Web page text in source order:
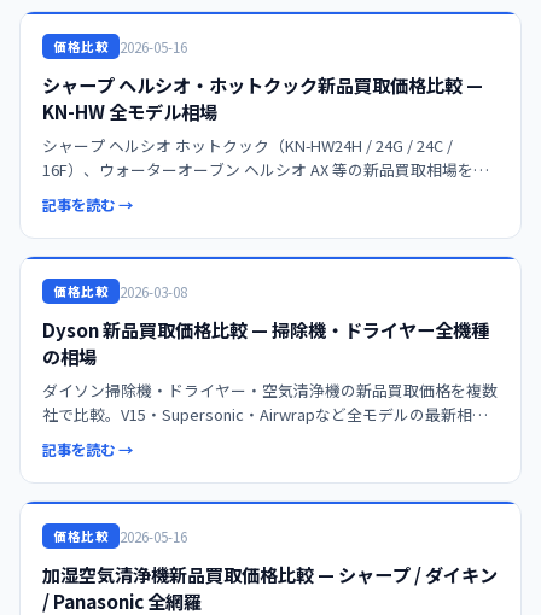
価格比較 2026-05-16
シャープ ヘルシオ・ホットクック新品買取価格比較 —
KN-HW 全モデル相場
シャープ ヘルシオ ホットクック（KN-HW24H / 24G / 24C /
16F）、ウォーターオーブン ヘルシオ AX 等の新品買取相場を複
数社で比較。最新型 ¥30,000〜35,000、新品判定3段階（未使用/
印付き/新同品）、内
記事を読む →
価格比較 2026-03-08
Dyson 新品買取価格比較 — 掃除機・ドライヤー全機種
の相場
ダイソン掃除機・ドライヤー・空気清浄機の新品買取価格を複数
社で比較。V15・Supersonic・Airwrapなど全モデルの最新相場
を確認。高価買取のコツと売却タイミングも解説します。
記事を読む →
価格比較 2026-05-16
加湿空気清浄機新品買取価格比較 — シャープ / ダイキン
/ Panasonic 全網羅